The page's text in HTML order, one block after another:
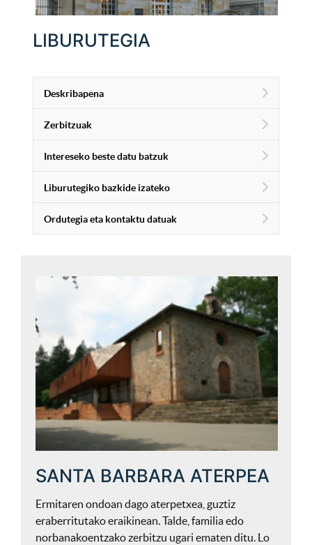
LIBURUTEGIA
Deskribapena
Zerbitzuak
Intereseko beste datu batzuk
Liburutegiko bazkide izateko
Ordutegia eta kontaktu datuak
SANTA BARBARA ATERPEA
Ermitaren ondoan dago aterpetxea, guztiz
eraberritutako eraikinean. Talde, familia edo
norbanakoentzako zerbitzu ugari ematen ditu. Lo